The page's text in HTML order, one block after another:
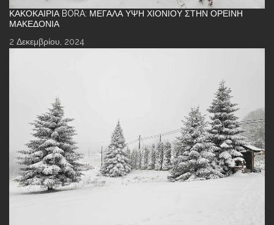
ΚΑΚΟΚΑΙΡΊΑ BORA: ΜΕΓΆΛΑ ΎΨΗ ΧΙΟΝΙΟΎ ΣΤΗΝ ΟΡΕΙΝΉ
ΜΑΚΕΔΟΝΊΑ
2 Δεκεμβρίου, 2024